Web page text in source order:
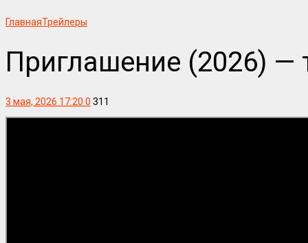
ГлавнаяТрейлеры
Приглашение (2026) —
3 мая, 2026 17:20 0 311